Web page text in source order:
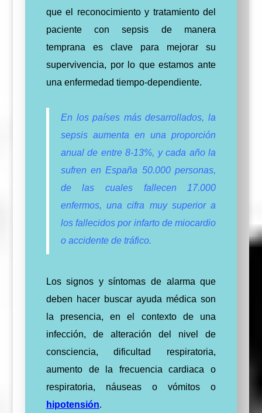
que el reconocimiento y tratamiento del
paciente con sepsis de manera
temprana es clave para mejorar su
supervivencia, por lo que estamos ante
una enfermedad tiempo-dependiente.
En los países más desarrollados, la
sepsis aumenta en una proporción
anual de entre 8-13%, y cada año la
sufren en España 50.000 personas,
de las cuales fallecen 17.000
enfermos, una cifra muy superior a
los fallecidos por infarto de miocardio
o accidente de tráfico.
Los signos y síntomas de alarma que
deben hacer buscar ayuda médica son
la presencia, en el contexto de una
infección, de alteración del nivel de
consciencia, dificultad respiratoria,
aumento de la frecuencia cardiaca o
respiratoria, náuseas o vómitos o
hipotensión.